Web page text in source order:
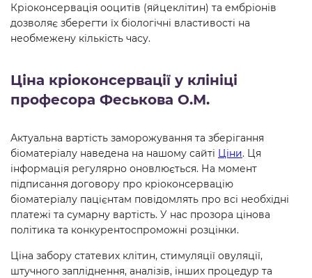
Кріоконсервація ооцитів (яйцеклітин) та ембріонів
дозволяє зберегти їх біологічні властивості на
необмежену кількість часу.
Ціна кріоконсервації у клініці
професора Феськова О.М.
Актуальна вартість заморожування та зберігання
біоматеріалу наведена на нашому сайті Ціни. Ця
інформація регулярно оновлюється. На момент
підписання договору про кріоконсервацію
біоматеріалу пацієнтам повідомлять про всі необхідні
платежі та сумарну вартість. У нас прозора цінова
політика та конкурентоспроможні розцінки.
Ціна забору статевих клітин, стимуляції овуляції,
штучного запліднення, аналізів, інших процедур та